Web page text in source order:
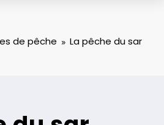
de pêche La pêche du sar